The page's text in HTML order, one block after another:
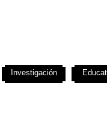
Investigación